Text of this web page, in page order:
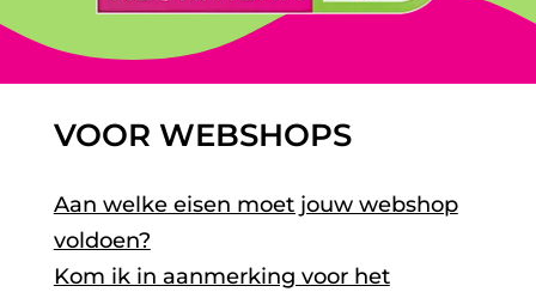
VOOR WEBSHOPS
Aan welke eisen moet jouw webshop
voldoen?
Kom ik in aanmerking voor het